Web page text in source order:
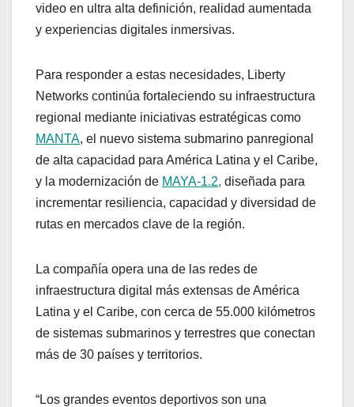
video en ultra alta definición, realidad aumentada
y experiencias digitales inmersivas.
Para responder a estas necesidades, Liberty
Networks continúa fortaleciendo su infraestructura
regional mediante iniciativas estratégicas como
MANTA, el nuevo sistema submarino panregional
de alta capacidad para América Latina y el Caribe,
y la modernización de MAYA-1.2, diseñada para
incrementar resiliencia, capacidad y diversidad de
rutas en mercados clave de la región.
La compañía opera una de las redes de
infraestructura digital más extensas de América
Latina y el Caribe, con cerca de 55.000 kilómetros
de sistemas submarinos y terrestres que conectan
más de 30 países y territorios.
“Los grandes eventos deportivos son una